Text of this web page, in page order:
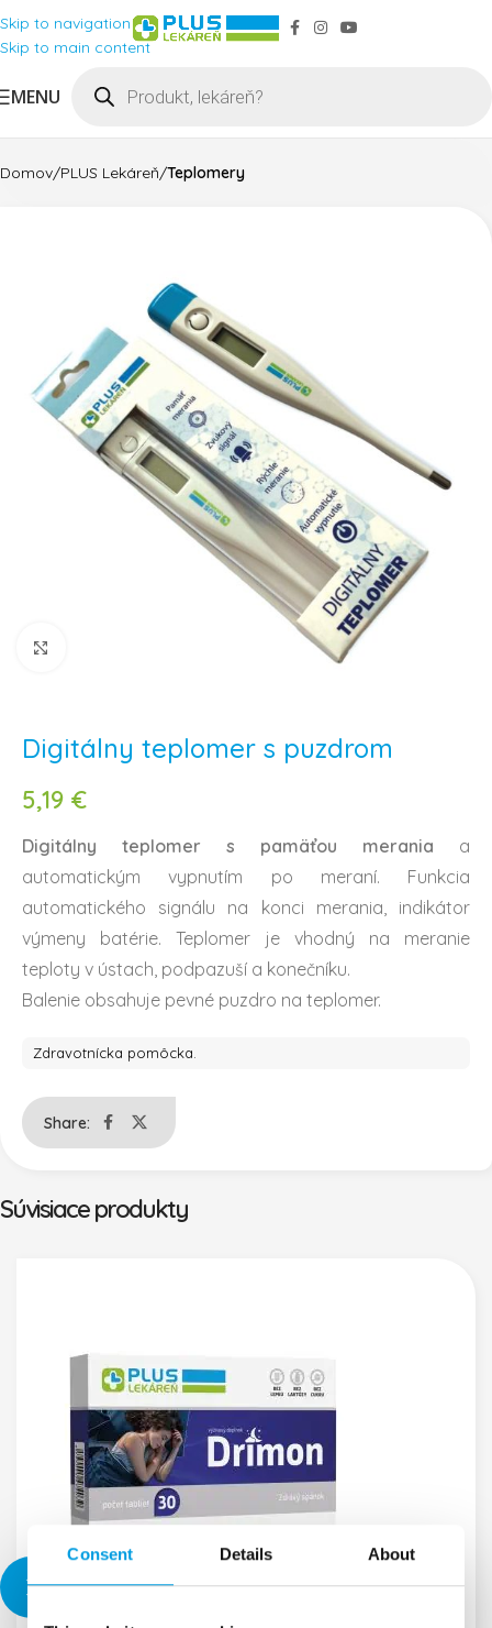
Consent Details About
Skip to navigation
Skip to main content
MENU
Domov PLUS Lekáreň Teplomery
Digitálny teplomer s puzdrom
5,19 €
Digitálny teplomer s pamäťou merania a
automatickým vypnutím po meraní. Funkcia
automatického signálu na konci merania, indikátor
výmeny batérie. Teplomer je vhodný na meranie
teploty v ústach, podpazuší a konečníku.
Balenie obsahuje pevné puzdro na teplomer.
Zdravotnícka pomôcka.
Share:
Súvisiace produkty